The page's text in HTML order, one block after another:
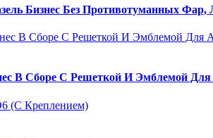
Бизнес Без Противотуманных Фар,
В Сборе С Решеткой И Эмблемой Для